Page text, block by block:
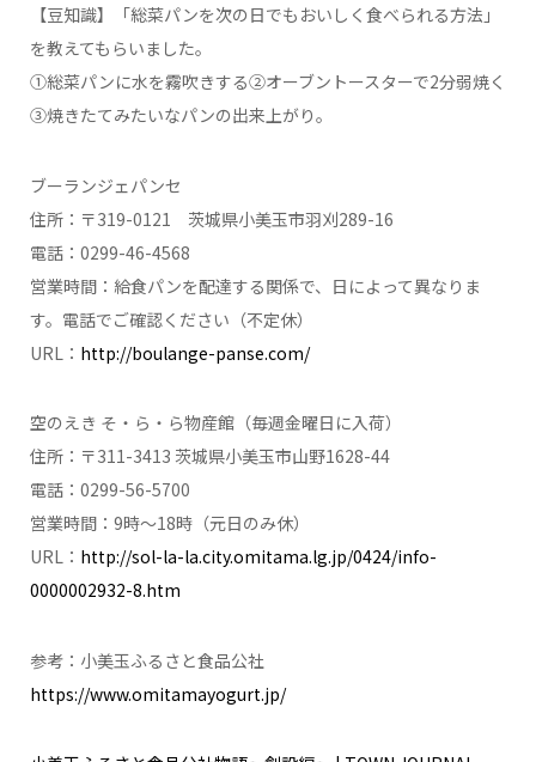
【豆知識】「総菜パンを次の日でもおいしく食べられる方法」
を教えてもらいました。
①総菜パンに水を霧吹きする②オーブントースターで2分弱焼く
③焼きたてみたいなパンの出来上がり。
ブーランジェパンセ
住所：〒319-0121 茨城県小美玉市羽刈289-16
電話：0299-46-4568
営業時間：給食パンを配達する関係で、日によって異なりま
す。電話でご確認ください（不定休）
URL： http://boulange-panse.com/
空のえき そ・ら・ら物産館（毎週金曜日に入荷）
住所：〒311-3413 茨城県小美玉市山野1628-44
電話：0299-56-5700
営業時間：9時～18時（元日のみ休）
URL： http://sol-la-la.city.omitama.lg.jp/0424/info-
0000002932-8.htm
参考：小美玉ふるさと食品公社
https://www.omitamayogurt.jp/